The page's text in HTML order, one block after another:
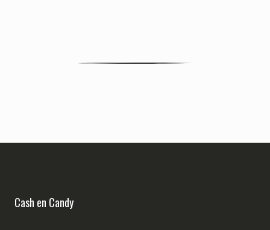
Cash en Candy